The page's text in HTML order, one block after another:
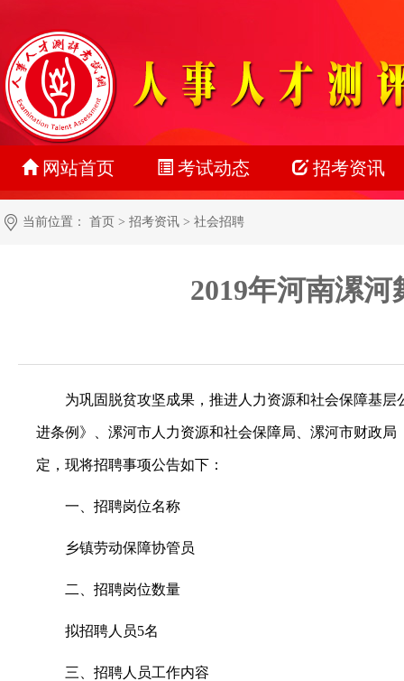
网站首页 考试动态
最新动态
准考证打印
名单公示
报考指南
常见问题
招考资讯
教师系统
社会招聘
校园招聘
当前位置： 首页 > 招考资讯 > 社会招聘
2019年河南漯
为巩固脱贫攻坚成果，推进人力资源和社会保障基
进条例》、漯河市人力资源和社会保障局、漯河市财政
定，现将招聘事项公告如下：
一、招聘岗位名称
乡镇劳动保障协管员
二、招聘岗位数量
拟招聘人员5名
三、招聘人员工作内容